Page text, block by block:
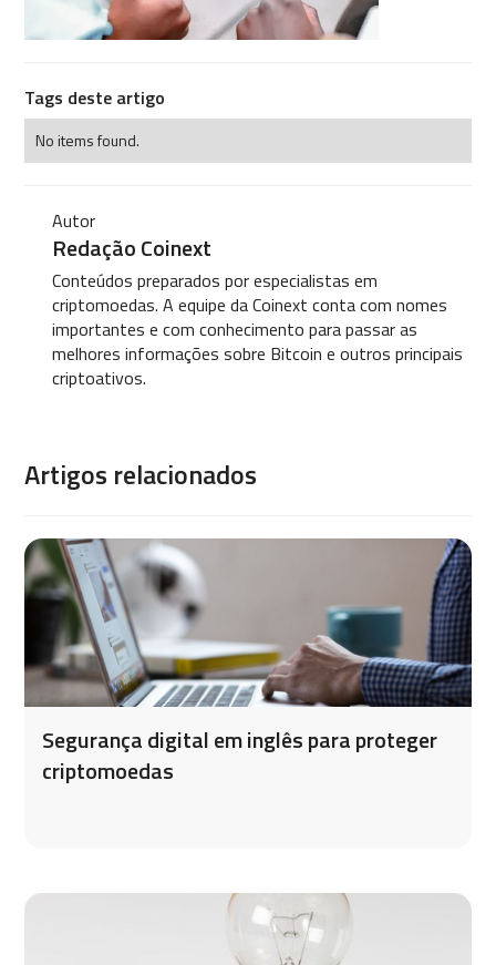
Tags deste artigo
No items found.
Autor
Redação Coinext
Conteúdos preparados por especialistas em
criptomoedas. A equipe da Coinext conta com nomes
importantes e com conhecimento para passar as
melhores informações sobre Bitcoin e outros principais
criptoativos.
Artigos relacionados
Segurança digital em inglês para proteger
criptomoedas